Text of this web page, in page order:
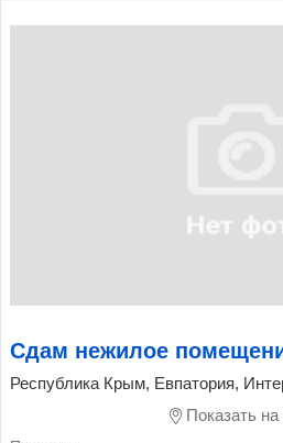
Сдам нежилое
Республика Крым, Евпатория,
Показать на